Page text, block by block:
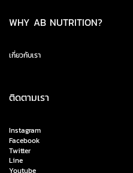
WHY AB NUTRITION?
เกี่ยวกับเรา
ติดตามเรา
Instagram
Facebook
Twitter
Line
Youtube